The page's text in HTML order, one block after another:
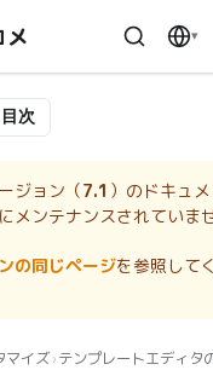
メ ▾
次
ジョン（7.1 ）のドキュ
メンテナンスされていませ
の同じページを参照して
マイズ › テンプレートエディタ